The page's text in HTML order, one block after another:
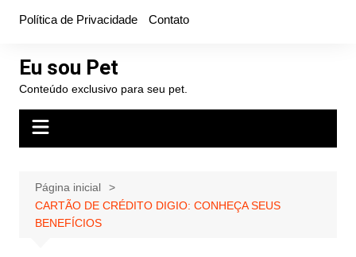
conteúdo
Política de Privacidade Contato
Eu sou Pet
Conteúdo exclusivo para seu pet.
Página inicial
CARTÃO DE CRÉDITO DIGIO: CONHEÇA SEUS
BENEFÍCIOS